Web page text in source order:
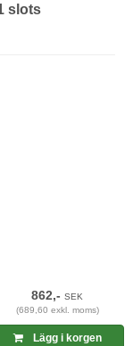
slots
862,-SEK
(689,60 exkl. moms)
Lägg i korgen